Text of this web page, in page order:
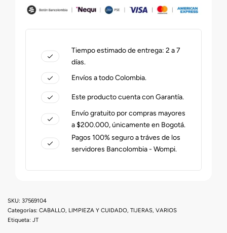
Tiempo estimado de entrega: 2 a 7
días.
Envíos a todo Colombia.
Este producto cuenta con Garantía.
Envío gratuito por compras mayores
a $200.000, únicamente en Bogotá.
Pagos 100% seguro a tráves de los
servidores Bancolombia - Wompi.
37569104
Categorías: CABALLO LIMPIEZA Y CUIDADO TIJERAS VARIOS
Etiqueta: JT